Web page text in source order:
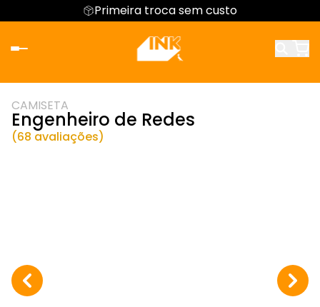
Primeira troca sem custo
CAMISETA
Engenheiro de Redes
(68 avaliações)